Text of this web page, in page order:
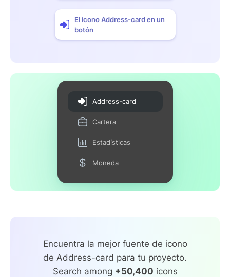
El icono Address-card en un
botón
Address-card
Cartera
Estadísticas
Moneda
Encuentra la mejor fuente de icono
de Address-card para tu proyecto.
Search among +50,400 icons